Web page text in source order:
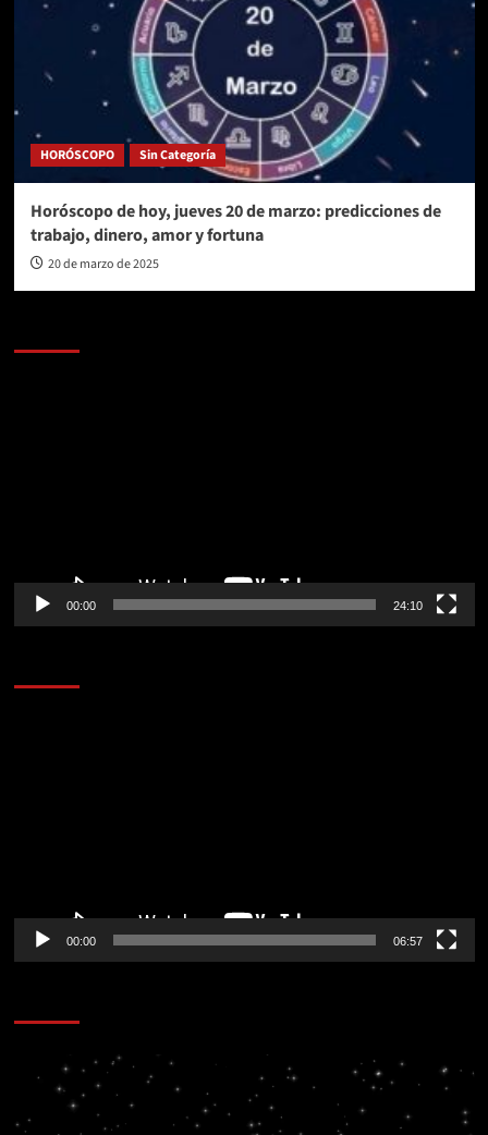
HORÓSCOPO Sin Categoría
Horóscopo de hoy, jueves 20 de marzo: predicciones de
trabajo, dinero, amor y fortuna
20 de marzo de 2025
00:00 24:10
00:00 06:57
Reproductor
vídeo